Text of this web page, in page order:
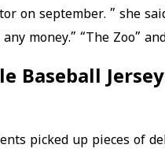
on september. ” she
money.” “The Zoo”
Baseball
picked up pieces of